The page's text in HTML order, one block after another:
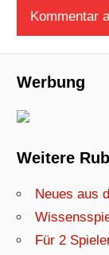
Werbung
Weitere
Neues aus
Für 2